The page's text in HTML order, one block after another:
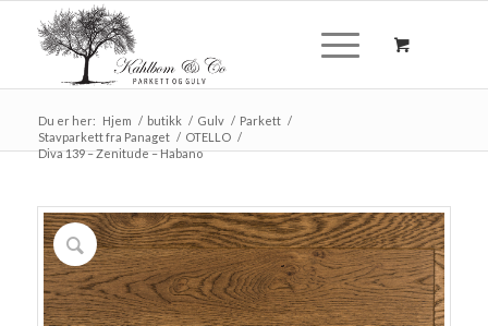
Du er her: Hjem / butikk / Gulv / Parkett /
Stavparkett fra Panaget / OTELLO /
Diva 139 – Zenitude – Habano